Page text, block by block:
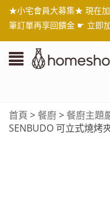
★小宅會員大募集★ 現在
筆訂單再享回饋金 ☛ 立即
首頁 > 餐廚> 餐廚主題
SENBUDO 可立式燒烤